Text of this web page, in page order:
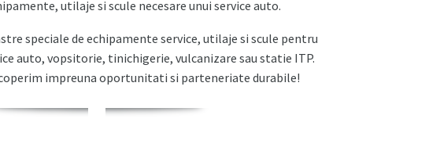
utilaje si scule necesare unui service auto.
speciale de echipamente service, utilaje si scule pentru
auto, vopsitorie, tinichigerie, vulcanizare sau statie ITP.
impreuna oportunitati si parteneriate durabile!